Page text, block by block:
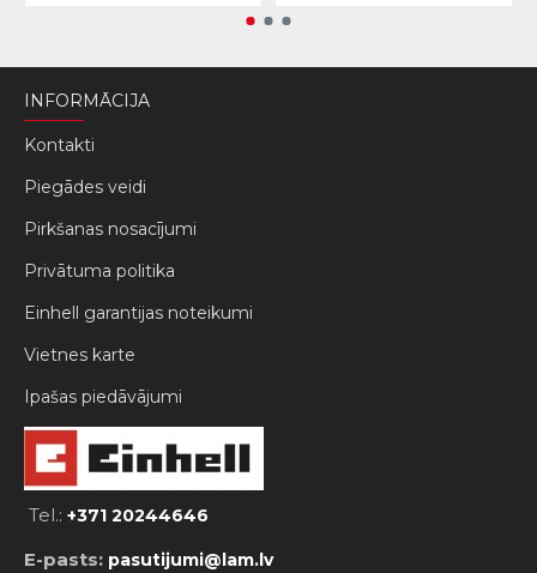
INFORMĀCIJA
Kontakti
Piegādes veidi
Pirkšanas nosacījumi
Privātuma politika
Einhell garantijas noteikumi
Vietnes karte
Ipašas piedāvājumi
Tel.: +371 20244646
E-pasts: pasutijumi@lam.lv